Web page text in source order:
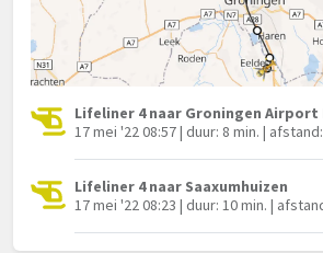
Lifeliner 4 naar Groningen Airport
17 mei '22 08:57 | duur: 8 min. |
Lifeliner 4 naar Saaxumhuizen
17 mei '22 08:23 | duur: 10 min. |